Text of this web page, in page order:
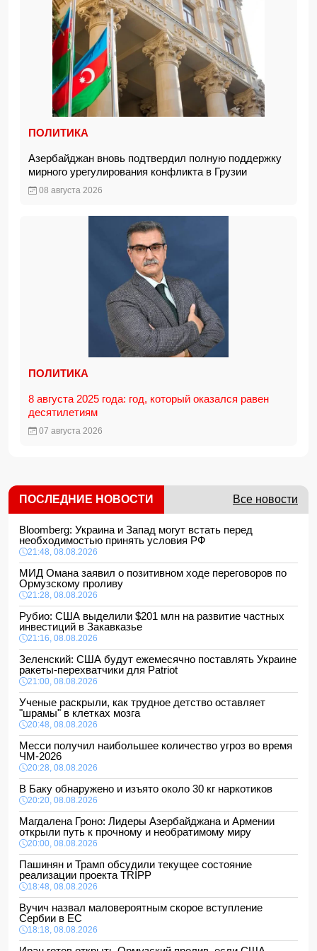
ПОЛИТИКА
Азербайджан вновь подтвердил полную поддержку
мирного урегулирования конфликта в Грузии
08 августа 2026
ПОЛИТИКА
8 августа 2025 года: год, который оказался равен
десятилетиям
07 августа 2026
ПОСЛЕДНИЕ НОВОСТИ Все новости
Bloomberg: Украина и Запад могут встать перед
необходимостью принять условия РФ
21:48, 08.08.2026
МИД Омана заявил о позитивном ходе переговоров по
Ормузскому проливу
21:28, 08.08.2026
Рубио: США выделили $201 млн на развитие частных
инвестиций в Закавказье
21:16, 08.08.2026
Зеленский: США будут ежемесячно поставлять Украине
ракеты-перехватчики для Patriot
21:00, 08.08.2026
Ученые раскрыли, как трудное детство оставляет
"шрамы" в клетках мозга
20:48, 08.08.2026
Месси получил наибольшее количество угроз во время
ЧМ-2026
20:28, 08.08.2026
В Баку обнаружено и изъято около 30 кг наркотиков
20:20, 08.08.2026
Магдалена Гроно: Лидеры Азербайджана и Армении
открыли путь к прочному и необратимому миру
20:00, 08.08.2026
Пашинян и Трамп обсудили текущее состояние
реализации проекта TRIPP
18:48, 08.08.2026
Вучич назвал маловероятным скорое вступление
Сербии в ЕС
18:18, 08.08.2026